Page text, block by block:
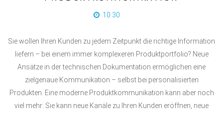
10:30
Sie wollen Ihren Kunden zu jedem Zeitpunkt die richtige Information
liefern – bei einem immer komplexeren Produktportfolio? Neue
Ansätze in der technischen Dokumentation ermöglichen eine
zielgenaue Kommunikation – selbst bei personalisierten
Produkten. Eine moderne Produktkommunikation kann aber noch
viel mehr: Sie kann neue Kanäle zu Ihren Kunden eröffnen, neue